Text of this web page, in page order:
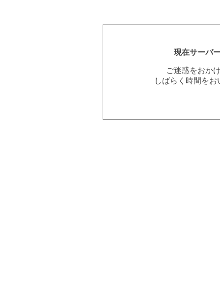
現在サーバ
ご迷惑をおか
しばらく時間を